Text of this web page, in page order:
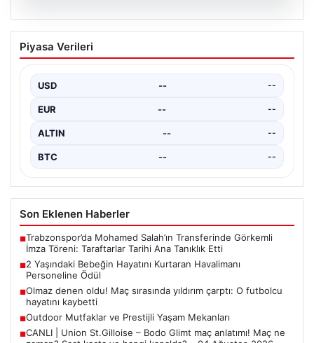
2 Yaşındaki Bebeğin Hayatını Kurtaran
Havalimanı Personeline Ödül
bir olayda, 2 yaşındaki Liam isimli bir çocuğun…
Piyasa Verileri
USD -- --
EUR -- --
ALTIN -- --
BTC -- --
Son Eklenen Haberler
■Trabzonspor’da Mohamed Salah’ın Transferinde Görkemli
İmza Töreni: Taraftarlar Tarihi Ana Tanıklık Etti
■2 Yaşındaki Bebeğin Hayatını Kurtaran Havalimanı
Personeline Ödül
■Olmaz denen oldu! Maç sırasında yıldırım çarptı: O futbolcu
hayatını kaybetti
■Outdoor Mutfaklar ve Prestijli Yaşam Mekanları
■CANLI | Union St.Gilloise – Bodo Glimt maç anlatımı! Maç ne